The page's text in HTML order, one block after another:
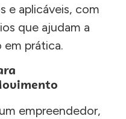
e aplicáveis, com
que ajudam a
prática.
empreendedor,